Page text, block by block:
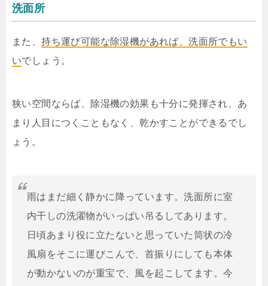
洗面所
また、持ち運び可能な除湿機があれば、洗面所でもい
いでしょう。
狭い空間ならば、除湿機の効果も十分に発揮され、あ
まり人目につくこともなく、乾かすことができるでし
ょう。
雨はまだ細く静かに降っています。洗面所に室
内干しの洗濯物がいっぱい吊るしてあります。
日頃あまり役に立たないと思っていた筒状の冷
風扇をそこに運びこんで、首振りにしても本体
が動かないのが重宝で、風を起こしてます。今